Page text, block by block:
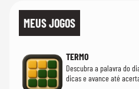
MEUS JOGOS
TERMO
Descubra a palavra do
dicas e avance até